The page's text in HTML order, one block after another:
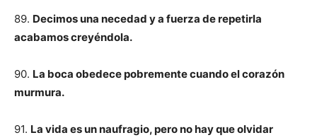
89. Decimos una necedad y a fuerza de repetirla
acabamos creyéndola.
90. La boca obedece pobremente cuando el corazón
murmura.
91. La vida es un naufragio, pero no hay que olvidar